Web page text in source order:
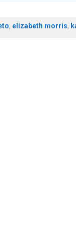
, elizabeth morris,